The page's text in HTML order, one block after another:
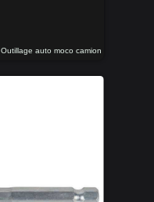
Outillage auto moco camion